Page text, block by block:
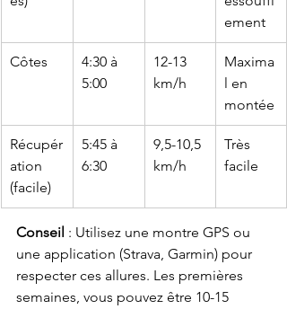
ement
Côtes
4:30 à
5:00
12-13
km/h
Maxima
l en
montée
Récupér
ation
(facile)
5:45 à
6:30
9,5-10,5
km/h
Très
facile
Conseil : Utilisez une montre GPS ou
une application (Strava, Garmin) pour
respecter ces allures. Les premières
semaines, vous pouvez être 10-15